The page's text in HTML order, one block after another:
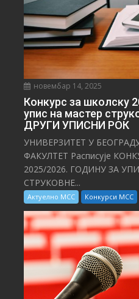
новембар 14, 2025
Конкурс за школску
упис на мастер
ДРУГИ УПИСНИ РОК
УНИВЕРЗИТЕТ У
ФАКУЛТЕТ Расписује
2025/⁠2026. ГОДИНУ ЗА
СТРУКОВНЕ...
Актуелно МСС Конкурси МСС